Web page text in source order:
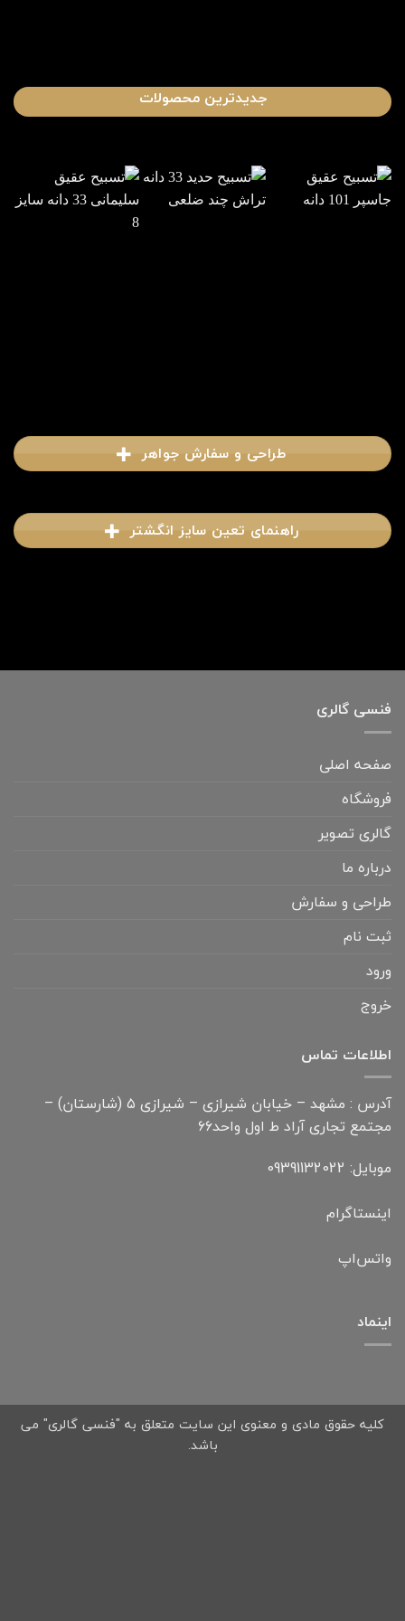
جدیدترین محصولات
طراحی و سفارش جواهر
راهنمای تعین سایز انگشتر
فنسی گالری
صفحه اصلی
فروشگاه
گالری تصویر
درباره ما
طراحی و سفارش
ثبت نام
ورود
خروج
اطلاعات تماس
آدرس : مشهد – خیابان شیرازی – شیرازی ۵ (شارستان) –
مجتمع تجاری آراد ط اول واحد۶۶
موبایل: 09391132022
اینستاگرام
واتس‌اپ
اینماد
کلیه حقوق مادی و معنوی این سایت متعلق به "فنسی گالری" می
باشد.